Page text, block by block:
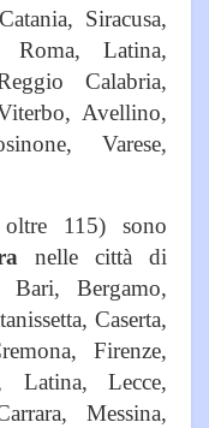
Siracusa,
Roma, Latina,
Calabria,
Avellino,
Varese,
115) sono
nelle città di
Bari, Bergamo,
Caserta,
Firenze,
Latina, Lecce,
Messina,